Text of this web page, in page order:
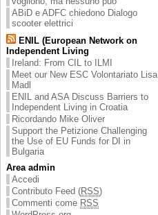
ABiD e ADFC chiedono Dialogo
scooter elettrici
ENIL (European Network on
Independent Living
Ireland: From CIL to ILMI
Meet our New ESC Volontariato Lisa
Madl
ENIL and ASA Discuss Barriers to
Independent Living in Croatia
Ricordando Mike Oliver
Support the Petizione Challenging
the Use of EU Funds for DI in
Bulgaria
Area admin
Accedi
Contributo Feed (RSS)
Commenti come RSS